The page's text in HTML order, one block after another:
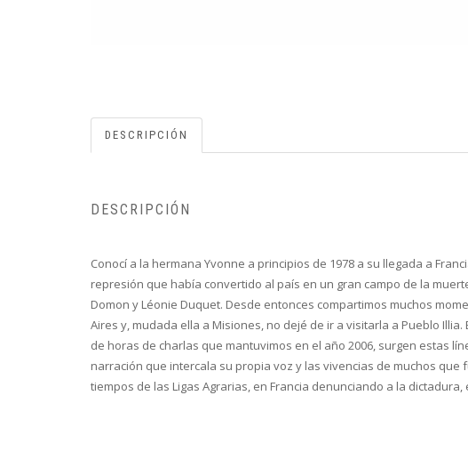
DESCRIPCIÓN
DESCRIPCIÓN
Conocí a la hermana Yvonne a principios de 1978 a su llegada a
represión que había convertido al país en un gran campo de la
Domon y Léonie Duquet. Desde entonces compartimos muchos
Aires y, mudada ella a Misiones, no dejé de ir a visitarla a Pueblo
de horas de charlas que mantuvimos en el año 2006, surgen estas
narración que intercala su propia voz y las vivencias de muchos
tiempos de las Ligas Agrarias, en Francia denunciando a la